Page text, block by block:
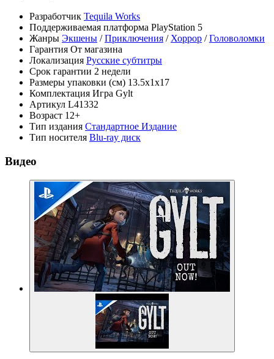
Разработчик Tequila Works
Поддерживаемая платформа PlayStation 5
Жанры Экшены /Приключения / Хоррор /Головоломки
Гарантия От магазина
Локализация Русские субтитры
Срок гарантии 2 недели
Размеры упаковки (см) 13.5х1х17
Комплектация Игра Gylt
Артикул L41332
Возраст 12+
Тип издания Стандартное Издание
Тип носителя Blu-ray диск
Видео